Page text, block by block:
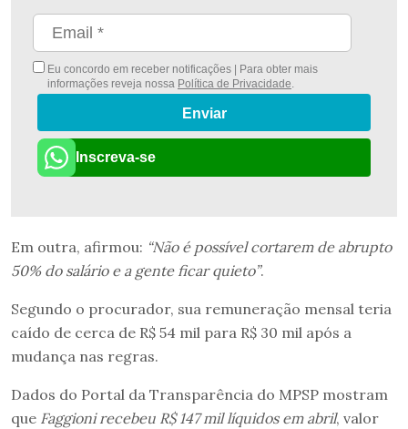
Eu concordo em receber notificações | Para obter mais
informações reveja nossa Política de Privacidade.
Enviar
Inscreva-se
Em outra, afirmou: “Não é possível cortarem de abrupto
50% do salário e a gente ficar quieto”.
Segundo o procurador, sua remuneração mensal teria
caído de cerca de R$ 54 mil para R$ 30 mil após a
mudança nas regras.
Dados do Portal da Transparência do MPSP mostram
que Faggioni recebeu R$ 147 mil líquidos em abril, valor